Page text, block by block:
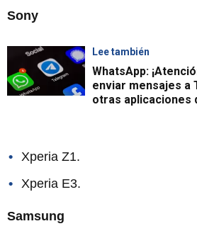
Sony
Lee también
WhatsApp:
enviar mensajes a
otras aplicaciones
Xperia Z1.
Xperia E3.
Samsung